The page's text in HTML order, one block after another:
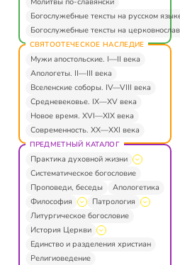
Богослужебные тексты на русском
Богослужебные тексты на
СВЯТООТЕЧЕСКОЕ НАСЛЕДИЕ
Мужи апостольские. I—II века
Апологеты. II—III века
Вселенские соборы. IV—VIII века
Средневековье. IX—XV века
Новое время. XVI—XIX века
Современность. XX—XXI века
ПРЕДМЕТНЫЙ КАТАЛОГ
Практика духовной жизни
Систематическое богословие
Проповеди, беседы
Апологетика
Философия
Патрология
Литургическое богословие
История Церкви
Единство и разделения христиан
Религиоведение